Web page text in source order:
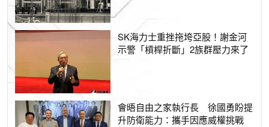
SK海力士重挫拖垮亞股！謝金河
示警「槓桿折斷」2族群壓力來了
會晤自由之家執行長 徐國勇盼提
升防衛能力：攜手因應威權挑戰